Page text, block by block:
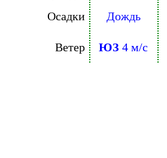
Осадки Дождь
Ветер ЮЗ 4 м/с